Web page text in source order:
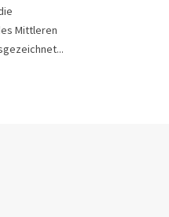
Mittleren